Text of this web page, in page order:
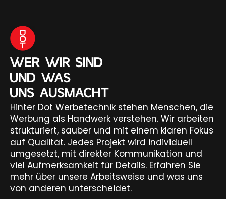
WER WIR SIND
UND WAS
UNS AUSMACHT
Hinter Dot Werbetechnik stehen Menschen, die
Werbung als Handwerk verstehen. Wir arbeiten
strukturiert, sauber und mit einem klaren Fokus
auf Qualität. Jedes Projekt wird individuell
umgesetzt, mit direkter Kommunikation und
viel Aufmerksamkeit für Details. Erfahren Sie
mehr über unsere Arbeitsweise und was uns
von anderen unterscheidet.